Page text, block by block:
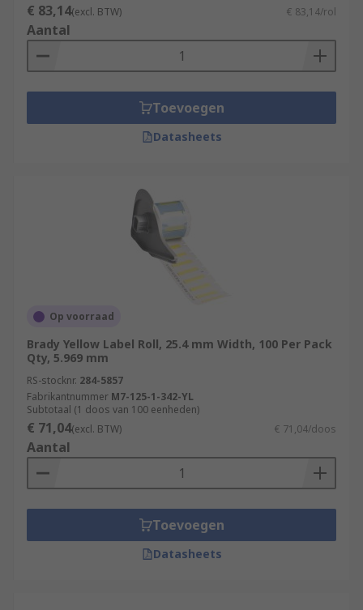
€ 83,14(excl. BTW) € 83,14/rol
Aantal
Toevoegen
Datasheets
Op voorraad
Brady Yellow Label Roll, 25.4 mm Width, 100 Per Pack
Qty, 5.969 mm
RS-stocknr. 284-5857
Fabrikantnummer M7-125-1-342-YL
Subtotaal (1 doos van 100 eenheden)
€ 71,04(excl. BTW) € 71,04/doos
Aantal
Toevoegen
Datasheets